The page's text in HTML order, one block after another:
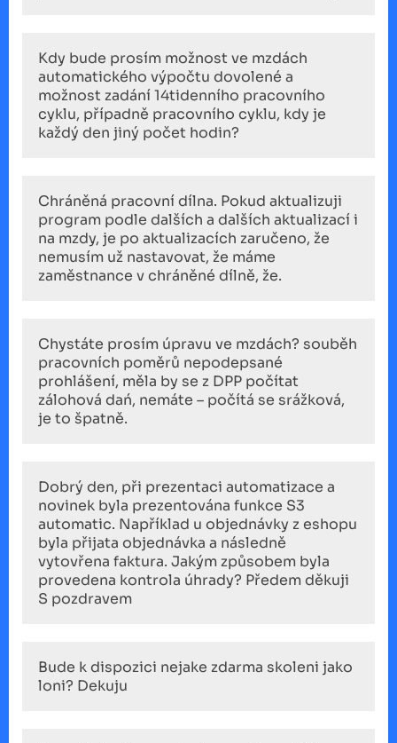
Kdy bude prosím možnost ve mzdách
automatického výpočtu dovolené a
možnost zadání 14tidenního pracovního
cyklu, případně pracovního cyklu, kdy je
každý den jiný počet hodin?
Chráněná pracovní dílna. Pokud aktualizuji
program podle dalších a dalších aktualizací i
na mzdy, je po aktualizacích zaručeno, že
nemusím už nastavovat, že máme
zaměstnance v chráněné dílně, že.
Chystáte prosím úpravu ve mzdách? souběh
pracovních poměrů nepodepsané
prohlášení, měla by se z DPP počítat
zálohová dań, nemáte – počítá se srážková,
je to špatně.
Dobrý den, při prezentaci automatizace a
novinek byla prezentována funkce S3
automatic. Například u objednávky z eshopu
byla přijata objednávka a následně
vytovřena faktura. Jakým způsobem byla
provedena kontrola úhrady? Předem děkuji
S pozdravem
Bude k dispozici nejake zdarma skoleni jako
loni? Dekuju